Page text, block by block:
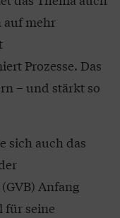
auf mehr
Prozesse. Das
– und stärkt so
sich auch das
Anfang
für seine